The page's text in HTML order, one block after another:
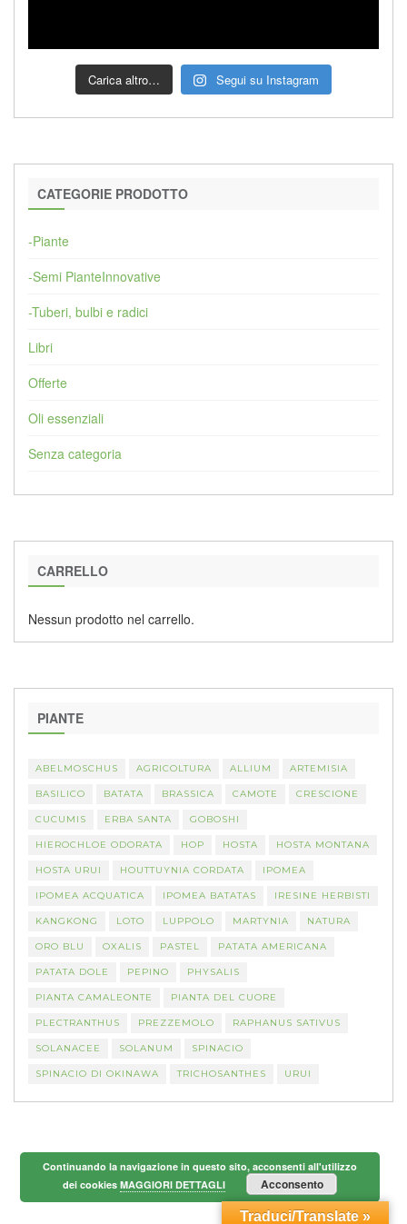
Carica altro… Segui su Instagram
CATEGORIE PRODOTTO
-Piante
-Semi PianteInnovative
-Tuberi, bulbi e radici
Libri
Offerte
Oli essenziali
Senza categoria
CARRELLO
Nessun prodotto nel carrello.
PIANTE
ABELMOSCHUS AGRICOLTURA ALLIUM ARTEMISIA
BASILICO BATATA BRASSICA CAMOTE CRESCIONE
CUCUMIS ERBA SANTA GOBOSHI
HIEROCHLOE ODORATA HOP HOSTA HOSTA MONTANA
HOSTA URUI HOUTTUYNIA CORDATA IPOMEA
IPOMEA ACQUATICA IPOMEA BATATAS IRESINE HERBISTI
KANGKONG LOTO LUPPOLO MARTYNIA NATURA
ORO BLU OXALIS PASTEL PATATA AMERICANA
PATATA DOLE PEPINO PHYSALIS
PIANTA CAMALEONTE PIANTA DEL CUORE
PLECTRANTHUS PREZZEMOLO RAPHANUS SATIVUS
SOLANACEE SOLANUM SPINACIO
SPINACIO DI OKINAWA TRICHOSANTHES URUI
Traduci/Translate »
Continuando la navigazione in questo sito, acconsenti all'utilizzo
dei cookiesMAGGIORI DETTAGLI Acconsento